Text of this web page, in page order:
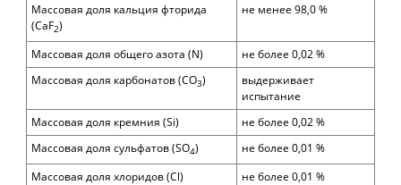
Массовая доля кальция фторида
(CaF2)
не менее 98,0%
Массовая доля общего азота (N) не более 0,02%
Массовая доля карбонатов (CO3)
выдерживает
испытание
Массовая доля кремния (Si) не более 0,02%
Массовая доля сульфатов(SO4) не более 0,01 %
Массовая доля хлоридов(Cl) не более 0,01 %